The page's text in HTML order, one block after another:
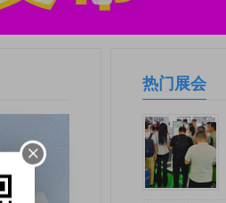
热门展会